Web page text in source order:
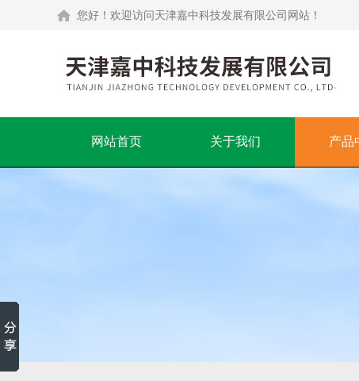
您好！欢迎访问天津嘉中科技发展有限公司网站！
网站首页 关于我们 产品